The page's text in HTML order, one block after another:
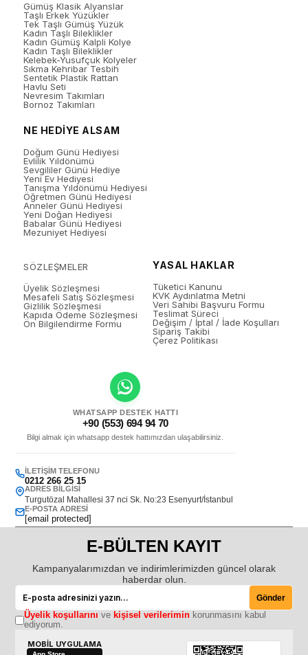
Gümüş Klasik Alyanslar
Taşlı Erkek Yüzükler
Tek Taşlı Gümüş Yüzük
Kadın Taşlı Bileklikler
Kadın Gümüş Kalpli Kolye
Kadın Taşlı Bileklikler
Kelebek-Yusufçuk Kolyeler
Sıkma Kehribar Tesbih
Sentetik Plastik Rattan
Havlu Seti
Nevresim Takımları
Bornoz Takımları
NE HEDİYE ALSAM
Doğum Günü Hediyesi
Evlilik Yıldönümü
Sevgililer Günü Hediye
Yeni Ev Hediyesi
Tanışma Yıldönümü Hediyesi
Öğretmen Günü Hediyesi
Anneler Günü Hediyesi
Yeni Doğan Hediyesi
Babalar Günü Hediyesi
Mezuniyet Hediyesi
SÖZLEŞMELER
Üyelik Sözleşmesi
Mesafeli Satış Sözleşmesi
Gizlilik Sözleşmesi
Kapıda Ödeme Sözleşmesi
Ön Bilgilendirme Formu
YASAL HAKLAR
Tüketici Kanunu
KVK Aydınlatma Metni
Veri Sahibi Başvuru Formu
Teslimat Süreci
Değişim / İptal / İade Koşulları
Sipariş Takibi
Çerez Politikası
WHATSAPP DESTEK HATTI
+90 (553) 694 94 70
Bilgi almak için whatsapp destek hattımızdan ulaşabilirsiniz.
İLETIŞIM TELEFONU
0212 266 25 15
ADRES BILGISI
Turgutözal Mahallesi 37 nci Sk. No:23 Esenyurt/İstanbul
E-POSTA ADRESI
[email protected]
E-BÜLTEN KAYIT
Kampanyalarımızdan ve indirimlerimizden güncel olarak
haberdar olun.
Gönder
Üyelik koşullarını ve kişisel verileriminkorunmasını kabul
ediyorum.
MOBİL UYGULAMA